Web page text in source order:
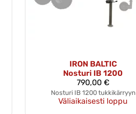
IRON BALTIC
Nosturi IB 1200
790,00 €
Nosturi IB 1200 tukkikärryyn
Väliaikaisesti loppu